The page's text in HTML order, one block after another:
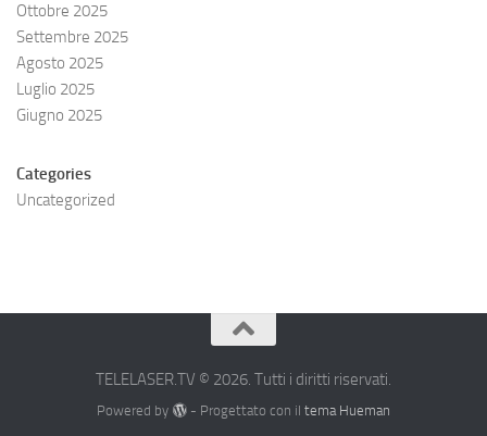
Ottobre 2025
Settembre 2025
Agosto 2025
Luglio 2025
Giugno 2025
Categories
Uncategorized
TELELASER.TV © 2026. Tutti i diritti riservati.
Powered by - Progettato con il tema Hueman